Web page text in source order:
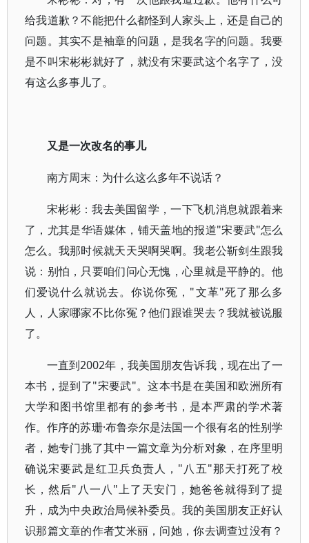
给我道歉？不能把什么都怪到人家头上，还是自己的
问题。其实不是袖章的问题，是我名字的问题。我要
是不叫宋彬彬就好了，就没有宋要武这个名字了，没
有这么多事儿了。
又是一次改名的事儿
南方周末：为什么这么多年不说话？
宋彬彬：我去美国留学，一下飞机消息就跟着来
了，尤其是华语媒体，铺天盖地的报道"宋要武"怎么
怎么。我那时候就天天哭啊哭啊。我老公靳剑生跟我
说：别怕，只要咱们问心无愧，心里就是平静的。他
们爱说什么就说去。你说你冤，"文革"死了那么多
人，人家哪家不比你冤？他们跟谁哭去？我就被说服
了。
一直到2002年，我美国朋友告诉我，现在出了一
本书，提到了"宋要武"。这本书是在美国和欧洲所有
大学和图书馆里都有的参考书，是本严肃的学术著
作。作序的苏珊·布鲁奈尔是法国一个很有名的性别学
者，她专门挑了其中一篇文章为分析对象，在序里明
确说宋要武是红卫兵负责人，"八五"那天打死了校
长，然后"八一八"上了天安门，她爸爸就得到了提
升，成为中央政治局候补委员。我的美国朋友正好认
识那篇文章的作者艾米丽，问她，你去调查过没有？